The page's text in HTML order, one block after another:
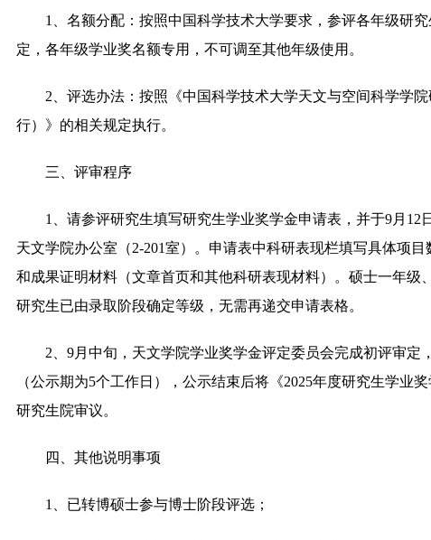
1、名额分配：按照中国科学技术大学要求，参评各年级研
定，各年级学业奖名额专用，不可调至其他年级使用。
2、评选办法：按照《中国科学技术大学天文与空间科学学
行）》的相关规定执行。
三、评审程序
1、请参评研究生填写研究生学业奖学金申请表，并于9月12
天文学院办公室（2-201室）。申请表中科研表现栏填写具体项
和成果证明材料（文章首页和其他科研表现材料）。硕士一年级
研究生已由录取阶段确定等级，无需再递交申请表格。
2、9月中旬，天文学院学业奖学金评定委员会完成初评审定
（公示期为5个工作日），公示结束后将《2025年度研究生学业
研究生院审议。
四、其他说明事项
1、已转博硕士参与博士阶段评选；